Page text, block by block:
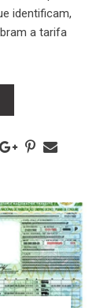
identificam,
a tarifa